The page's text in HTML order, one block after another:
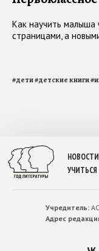
Как научить малыша
страницами, а
#дети#детские книги#
НОВОСТИ
УЧИТЬСЯ
Учредитель:АО
Адрес